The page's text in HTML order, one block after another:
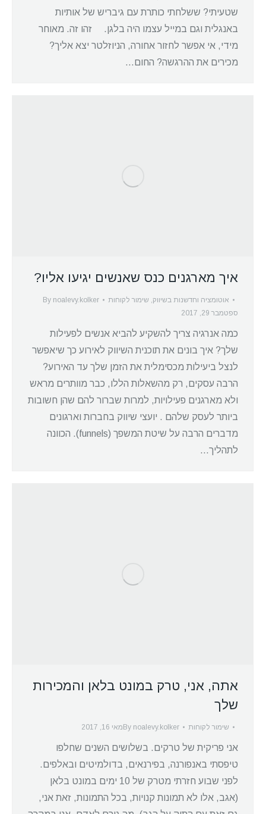
שטעיתי? ששלחתי כותרת עם גיבריש של אותיות
באנגלית וגם במייל עצמו היה בלגן. זהו זה. מאוחר
מידי, אי אפשר לחזור אחורה, הניוזלטר יצא אליך?
מכירים את ההרגשה? החום…
איך מארגנים כנס שאנשים יגיעו אליו?
אוטומציה וחדשנות בשיווק, שימור לקוחות By noalevy.kolker
ספטמבר 29, 2017
כמה אנרגיה צריך להשקיע להביא אנשים לפעילות
שלך? איך בונים את תוכנית השיווק לאירוע כך שיאפשר
לנצל ביעילות מכסימלית את הזמן שלך עד האירוע?
הרבה עסקים, רק מהשאלות הללו, כבר מוותרים מראש
ולא מארגנים פעילויות, למרות שברור להם שהן חשובות
ביותר לעסק שלהם . יועצי שיווק בחברות וארגונים
מדברים הרבה על שיטת המשפך (funnels). הכוונה
לתהליך…
אתה, אני, טרק במונט בלאן והמכירות
שלך
שימור לקוחות By noalevy.kolker מאי 16, 2017
אני פריקית של טרקים. בשלושים השנים שחלפו
טיפסתי באנפורנה, בפירנאים, בדולמיטים ובאלפים.
לפני שבוע חזרתי מטרק של 10 ימים במונט בלאן
(אגב, אלו לא תמונות קנויות, בכל התמונות, זאת אני,